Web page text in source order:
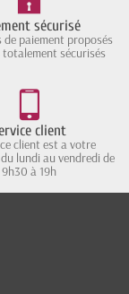
sécurisé
de paiement proposés
sécurisés
client
client est a votre
lundi au vendredi de
9h30 à 19h